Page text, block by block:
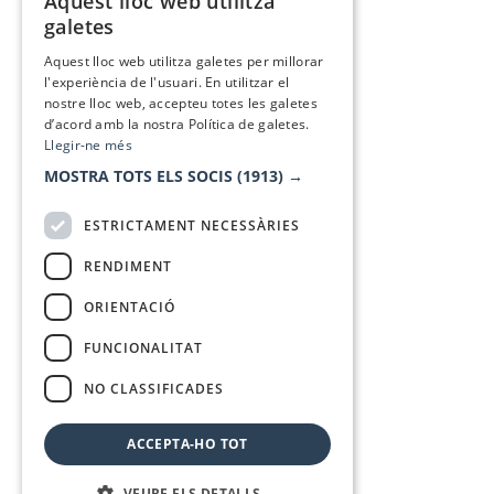
galetes
Aquest lloc web utilitza galetes per millorar
l'experiència de l'usuari. En utilitzar el
nostre lloc web, accepteu totes les galetes
d’acord amb la nostra Política de galetes.
Llegir-ne més
MOSTRA TOTS ELS SOCIS (1913) →
ESTRICTAMENT NECESSÀRIES
RENDIMENT
ORIENTACIÓ
FUNCIONALITAT
NO CLASSIFICADES
ACCEPTA-HO TOT